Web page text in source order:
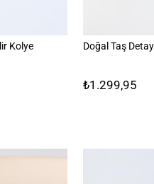
Kolye Doğal Taş
₺1.299,95